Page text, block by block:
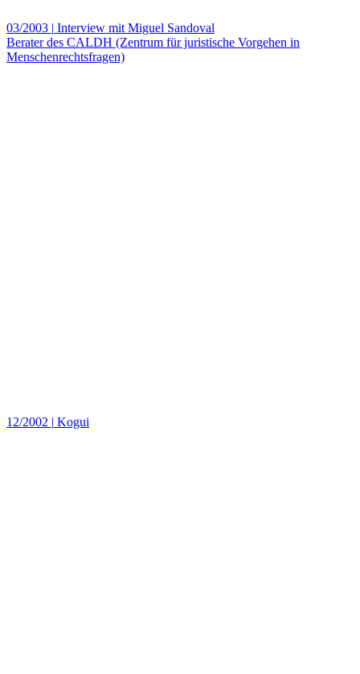
03/2003 | Interview mit Miguel Sandoval
Berater des CALDH (Zentrum für juristische Vorgehen in
Menschenrechtsfragen)
12/2002 | Kogui